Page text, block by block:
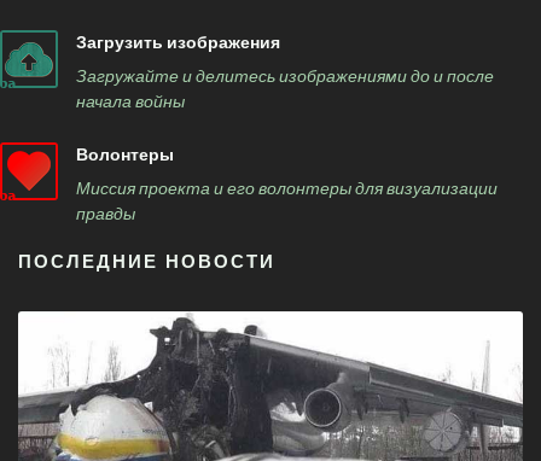
Загрузить изображения
Загружайте и делитесь изображениями до и после
начала войны
Волонтеры
Миссия проекта и его волонтеры для визуализации
правды
ПОСЛЕДНИЕ НОВОСТИ